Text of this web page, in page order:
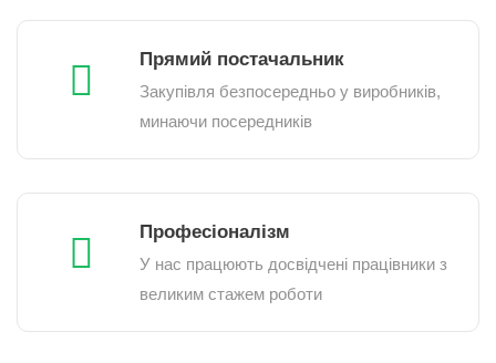
Прямий постачальник
Закупівля безпосередньо у виробників,
минаючи посередників
Професіоналізм
У нас працюють досвідчені працівники з
великим стажем роботи